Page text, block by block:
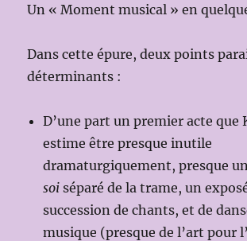
Un « Moment musical » en
Dans cette épure, deux points
déterminants :
D’une part un premier acte que
estime être presque inutile
dramaturgiquement, presque
soi séparé de la trame, un
succession de chants, et de
musique (presque de l’art pour